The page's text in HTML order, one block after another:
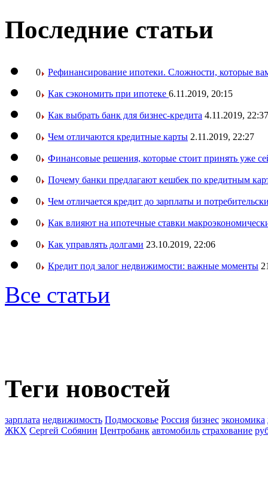
Последние статьи
0 Рефинансирование ипотеки. Сложности, которые
0 Как сэкономить при ипотеке 6.11.2019, 20:15
0 Как выбрать банк для бизнес-кредита 4.11.2019, 22:37
0 Чем отличаются кредитные карты 2.11.2019, 22:27
0 Финансовые решения, которые стоит принять уже
0 Почему банки предлагают кешбек по кредитным
0 Чем отличается кредит до зарплаты и
0 Как влияют на ипотечные ставки
0 Как управлять долгами 23.10.2019, 22:06
0 Кредит под залог недвижимости: важные моменты
Все статьи
Теги новостей
зарплата недвижимость Подмосковье Россия бизнес экономика
ЖКХ Сергей Собянин Центробанк автомобиль страхование